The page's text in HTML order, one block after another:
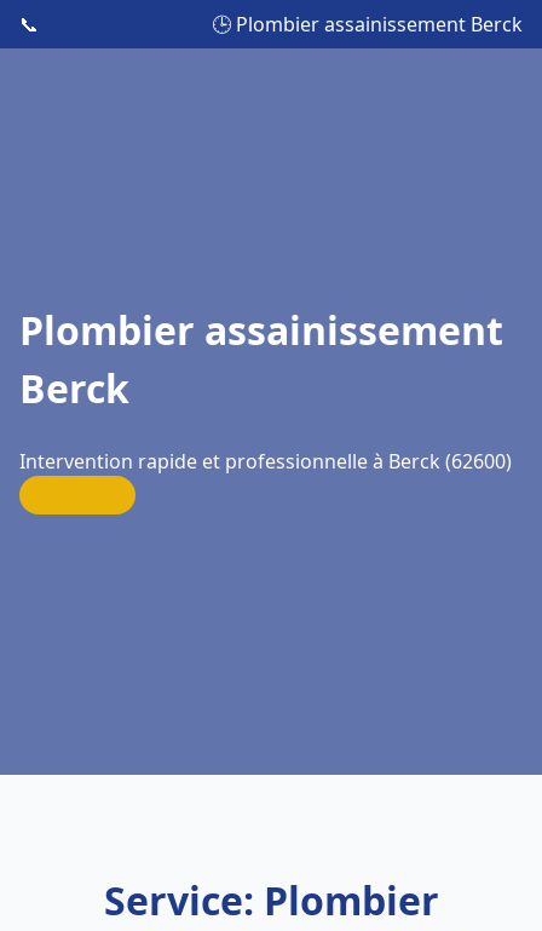
📞 🕒 Plombier assainissement Berck
Plombier assainissement
Berck
Intervention rapide et professionnelle à Berck (62600)
Service: Plombier